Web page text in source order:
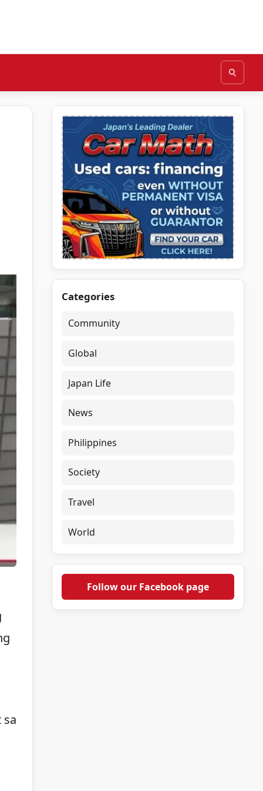
Categories
Community
Global
Japan Life
News
Philippines
Society
Travel
World
Follow our Facebook page